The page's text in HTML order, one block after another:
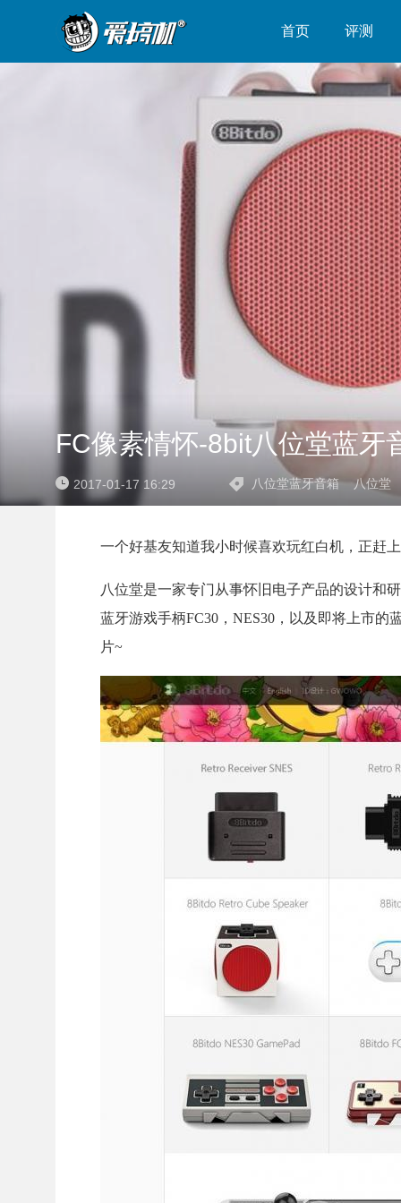
首页 评测
FC像素情怀-8bit八位堂蓝牙
2017-01-17 16:29 八位堂蓝牙音箱 八位堂
一个好基友知道我小时候喜欢玩红白机，正赶
八位堂是一家专门从事怀旧电子产品的设计和
蓝牙游戏手柄FC30，NES30，以及即将上市的
片~